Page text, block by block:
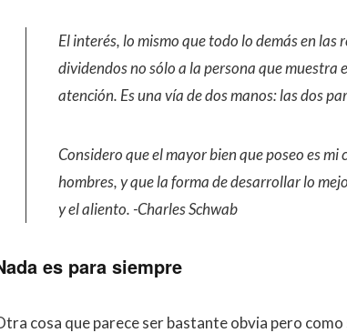
El interés, lo mismo que todo lo demás en
dividendos no sólo a la persona que muestra
atención. Es una vía de dos manos: las dos
Considero que el mayor bien que poseo es
hombres, y que la forma de desarrollar lo
y el aliento. -Charles Schwab
es para siempre
cosa que parece ser bastante obvia pero